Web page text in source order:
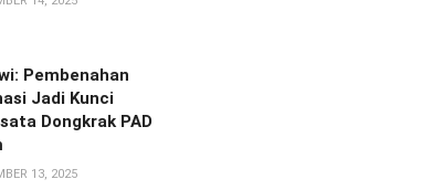
Pembenahan
Jadi Kunci
Dongkrak PAD
13, 2025